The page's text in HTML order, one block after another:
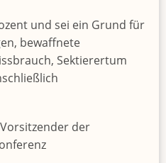
und sei ein Grund für
bewaffnete
Sektierertum
der